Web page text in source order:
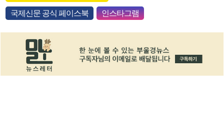
국제신문 공식 페이스북 인스타그램